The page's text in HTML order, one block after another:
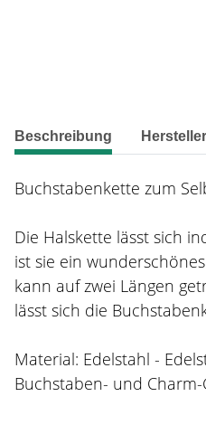
weitere Registerkarten
Beschreibung
Buchstabenkette zum
Die Halskette lässt sich
ist sie ein
kann auf zwei Längen
lässt sich die
Material: Edelstahl -
Buchstaben- und